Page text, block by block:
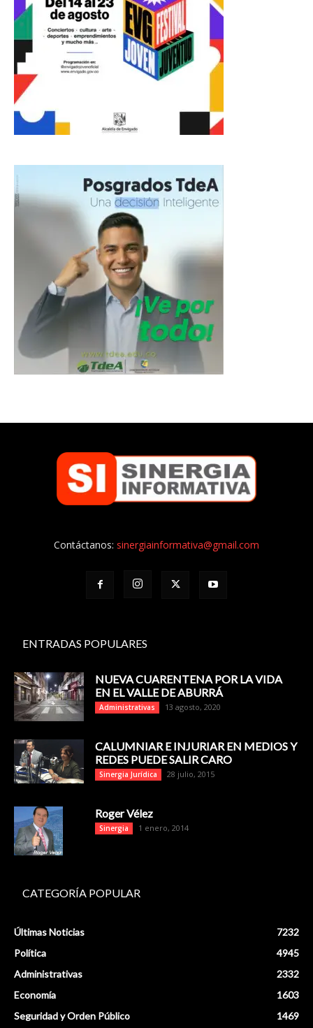
Contáctanos: sinergiainformativa@gmail.com
ENTRADAS POPULARES
NUEVA CUARENTENA POR LA VIDA
EN EL VALLE DE ABURRÁ
Administrativas 13 agosto, 2020
CALUMNIAR E INJURIAR EN MEDIOS Y
REDES PUEDE SALIR CARO
Sinergia Jurídica 28 julio, 2015
Roger Vélez
Sinergia 1 enero, 2014
CATEGORÍA POPULAR
Últimas Noticias
7232
Política
4945
Administrativas
2332
Economía
1603
Seguridad y Orden Público
1469